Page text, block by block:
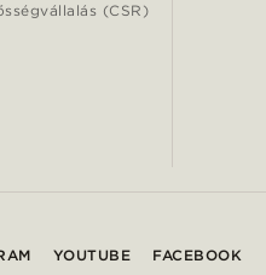
(CSR)
YOUTUBE FACEBOOK